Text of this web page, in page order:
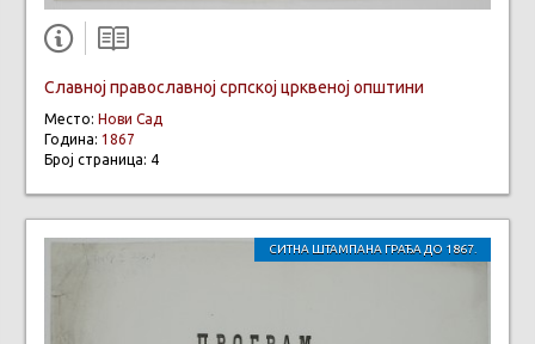
Славној православној српској црквеној општини
Место: Нови Сад
Година: 1867
Број страница: 4
СИТНА ШТАМПАНА ГРАЂА ДО 1867.